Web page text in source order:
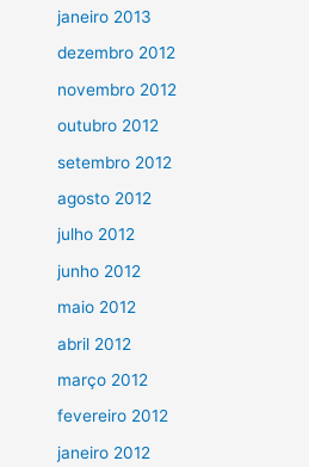
janeiro 2013
dezembro 2012
novembro 2012
outubro 2012
setembro 2012
agosto 2012
julho 2012
junho 2012
maio 2012
abril 2012
março 2012
fevereiro 2012
janeiro 2012